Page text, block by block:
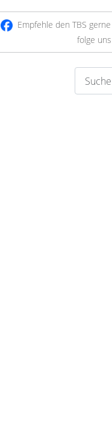
Empfehle den TBS
folge